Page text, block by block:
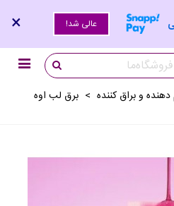
عالی شد! ×
و براق کننده > برق لب اوه